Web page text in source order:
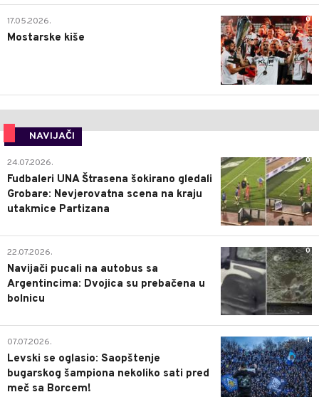
0
17.05.2026.
Mostarske kiše
NAVIJAČI
0
24.07.2026.
Fudbaleri UNA Štrasena šokirano gledali
Grobare: Nevjerovatna scena na kraju
utakmice Partizana
0
22.07.2026.
Navijači pucali na autobus sa
Argentincima: Dvojica su prebačena u
bolnicu
1
07.07.2026.
Levski se oglasio: Saopštenje
bugarskog šampiona nekoliko sati pred
meč sa Borcem!